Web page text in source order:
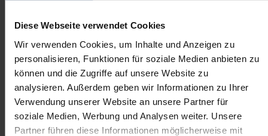
Diese Webseite verwendet Cookies
Wir verwenden Cookies, um Inhalte und Anzeigen zu
personalisieren, Funktionen für soziale Medien anbieten zu
können und die Zugriffe auf unsere Website zu
analysieren. Außerdem geben wir Informationen zu Ihrer
Verwendung unserer Website an unsere Partner für
soziale Medien, Werbung und Analysen weiter. Unsere
Partner führen diese Informationen möglicherweise mit
may vary at checkout.
Add to Cart
Add to Wish List
Delivery cost notice